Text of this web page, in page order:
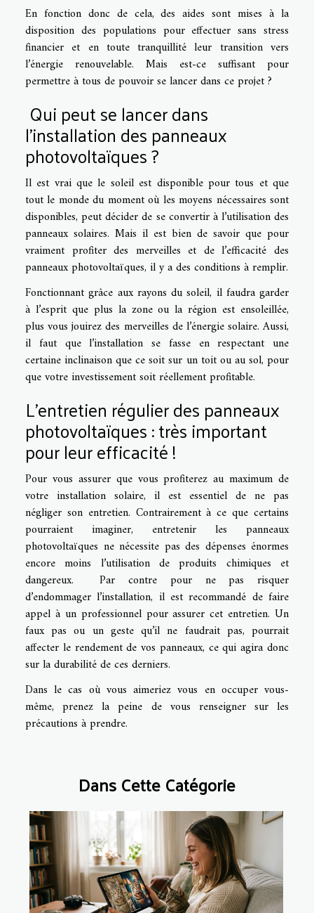
En fonction donc de cela, des aides sont mises à la
disposition des populations pour effectuer sans stress
financier et en toute tranquillité leur transition vers
l’énergie renouvelable. Mais est-ce suffisant pour
permettre à tous de pouvoir se lancer dans ce projet ?
Qui peut se lancer dans
l’installation des panneaux
photovoltaïques ?
Il est vrai que le soleil est disponible pour tous et que
tout le monde du moment où les moyens nécessaires sont
disponibles, peut décider de se convertir à l’utilisation des
panneaux solaires. Mais il est bien de savoir que pour
vraiment profiter des merveilles et de l’efficacité des
panneaux photovoltaïques, il y a des conditions à remplir.
Fonctionnant grâce aux rayons du soleil, il faudra garder
à l’esprit que plus la zone ou la région est ensoleillée,
plus vous jouirez des merveilles de l’énergie solaire. Aussi,
il faut que l’installation se fasse en respectant une
certaine inclinaison que ce soit sur un toit ou au sol, pour
que votre investissement soit réellement profitable.
L’entretien régulier des panneaux
photovoltaïques : très important
pour leur efficacité !
Pour vous assurer que vous profiterez au maximum de
votre installation solaire, il est essentiel de ne pas
négliger son entretien. Contrairement à ce que certains
pourraient imaginer, entretenir les panneaux
photovoltaïques ne nécessite pas des dépenses énormes
encore moins l’utilisation de produits chimiques et
dangereux. Par contre pour ne pas risquer
d’endommager l’installation, il est recommandé de faire
appel à un professionnel pour assurer cet entretien. Un
faux pas ou un geste qu’il ne faudrait pas, pourrait
affecter le rendement de vos panneaux, ce qui agira donc
sur la durabilité de ces derniers.
Dans le cas où vous aimeriez vous en occuper vous-
même, prenez la peine de vous renseigner sur les
précautions à prendre.
Dans Cette Catégorie